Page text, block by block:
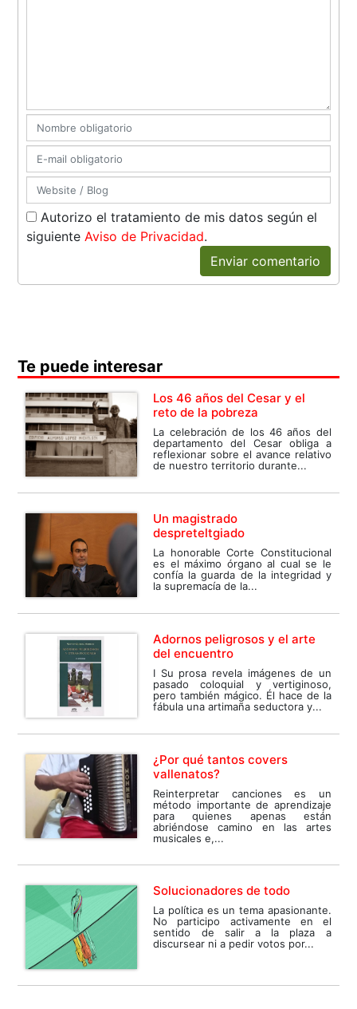
Autorizo el tratamiento de mis datos según el
siguienteAviso de Privacidad.
Enviar comentario
Te puede interesar
Los 46 años del Cesar y el
reto de la pobreza
La celebración de los 46 años del
departamento del Cesar obliga a
reflexionar sobre el avance relativo
de nuestro territorio durante...
Un magistrado
despreteltgiado
La honorable Corte Constitucional
es el máximo órgano al cual se le
confía la guarda de la integridad y
la supremacía de la...
Adornos peligrosos y el arte
del encuentro
I Su prosa revela imágenes de un
pasado coloquial y vertiginoso,
pero también mágico. Él hace de la
fábula una artimaña seductora y...
¿Por qué tantos covers
vallenatos?
Reinterpretar canciones es un
método importante de aprendizaje
para quienes apenas están
abriéndose camino en las artes
musicales e,...
Solucionadores de todo
La política es un tema apasionante.
No participo activamente en el
sentido de salir a la plaza a
discursear ni a pedir votos por...